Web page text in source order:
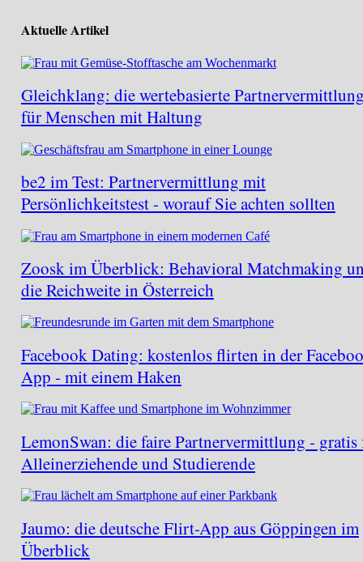
Aktuelle Artikel
Gleichklang: die wertebasierte
für Menschen mit Haltung
be2 im Test: Partnervermittlung mit
Persönlichkeitstest - worauf Sie achten sollten
Zoosk im Überblick: Behavioral Matchmaking
die Reichweite in Österreich
Facebook Dating: kostenlos flirten in der
App - mit einem Haken
LemonSwan: die faire Partnervermittlung -
Alleinerziehende und Studierende
Jaumo: die deutsche Flirt-App aus Göppingen im
Überblick